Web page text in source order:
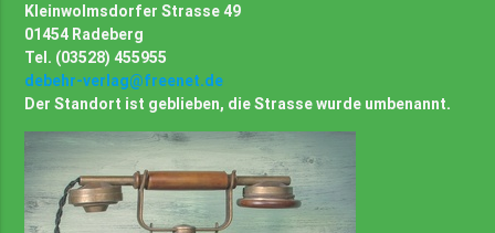
Kleinwolmsdorfer Strasse 49
01454 Radeberg
Tel. (03528) 455955
debehr-verlag@freenet.de
Der Standort ist geblieben, die Strasse wurde umbenannt.